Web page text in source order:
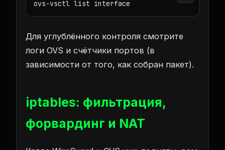
ovs-vsctl list interface
Для углублённого контроля смотрите
логи OVS и счётчики портов (в
зависимости от того, как собран пакет).
iptables: фильтрация,
форвардинг и NAT